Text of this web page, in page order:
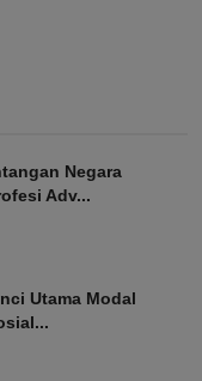
Negara
Adv...
Utama Modal